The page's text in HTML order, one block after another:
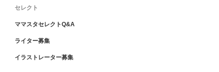
セレクト
ママスタセレクトQ&A
ライター募集
イラストレーター募集